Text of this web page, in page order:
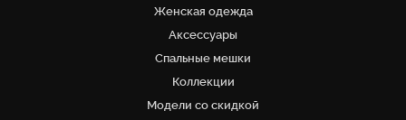
Женская одежда
Аксессуары
Cпальные мешки
Коллекции
Модели со скидкой